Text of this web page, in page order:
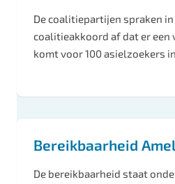
De coalitiepartijen spraken
coalitieakkoord af dat er een
komt voor 100 asielzoekers
Bereikbaarheid
De bereikbaarheid staat